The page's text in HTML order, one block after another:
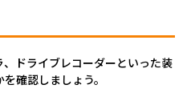
ドライブレコーダーといった装
確認しましょう。